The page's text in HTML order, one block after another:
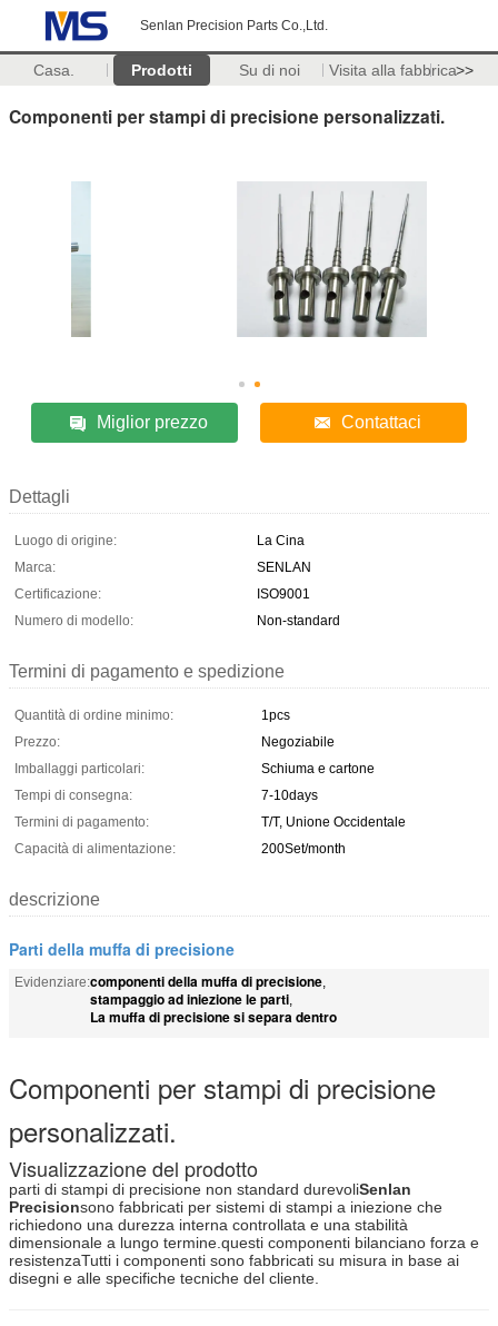
Senlan Precision Parts Co.,Ltd.
Casa. Prodotti Su di noi Visita alla fabbrica>>
Componenti per stampi di precisione personalizzati.
Miglior prezzo Contattaci
Dettagli
Luogo di origine:
La Cina
Marca:
SENLAN
Certificazione:
ISO9001
Numero di modello:
Non-standard
Termini di pagamento e spedizione
Quantità di ordine minimo:
1pcs
Prezzo:
Negoziabile
Imballaggi particolari:
Schiuma e cartone
Tempi di consegna:
7-10days
Termini di pagamento:
T/T, Unione Occidentale
Capacità di alimentazione:
200Set/month
descrizione
Parti della muffa di precisione
Evidenziare:componenti della muffa di precisione,
stampaggio ad iniezione le parti,
La muffa di precisione si separa dentro
Componenti per stampi di precisione
personalizzati.
Visualizzazione del prodotto
parti di stampi di precisione non standard durevoliSenlan
Precisionsono fabbricati per sistemi di stampi a iniezione che
richiedono una durezza interna controllata e una stabilità
dimensionale a lungo termine.questi componenti bilanciano forza e
resistenzaTutti i componenti sono fabbricati su misura in base ai
disegni e alle specifiche tecniche del cliente.